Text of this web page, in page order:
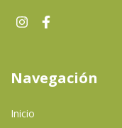
Navegación
Inicio